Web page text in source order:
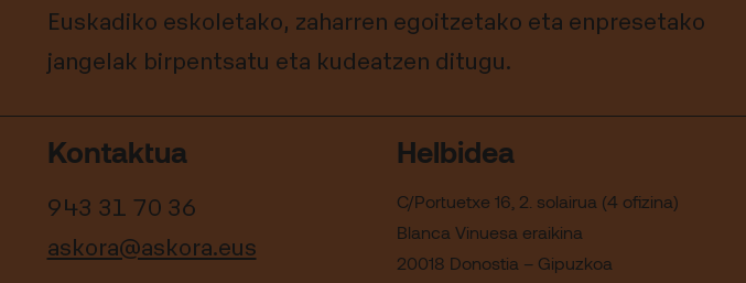
Euskadiko eskoletako, zaharren egoitzetako eta enpresetako
jangelak birpentsatu eta kudeatzen ditugu.
Kontaktua
943 31 70 36
askora@askora.eus
Helbidea
C/Portuetxe 16, 2. solairua (4 ofizina)
Blanca Vinuesa eraikina
20018 Donostia – Gipuzkoa